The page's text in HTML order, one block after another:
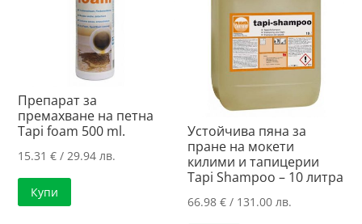
Препарат за
премахване на петна
Tapi foam 500 ml.
15.31€ / 29.94 лв.
Купи
Устойчива пяна за
пране на мокети
килими и тапицерии
Tapi Shampoo – 10 литра
66.98€ / 131.00 лв.